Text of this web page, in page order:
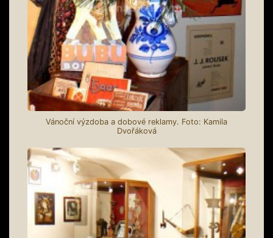
Vánoční výzdoba a dobové reklamy. Foto: Kamila
Dvořáková